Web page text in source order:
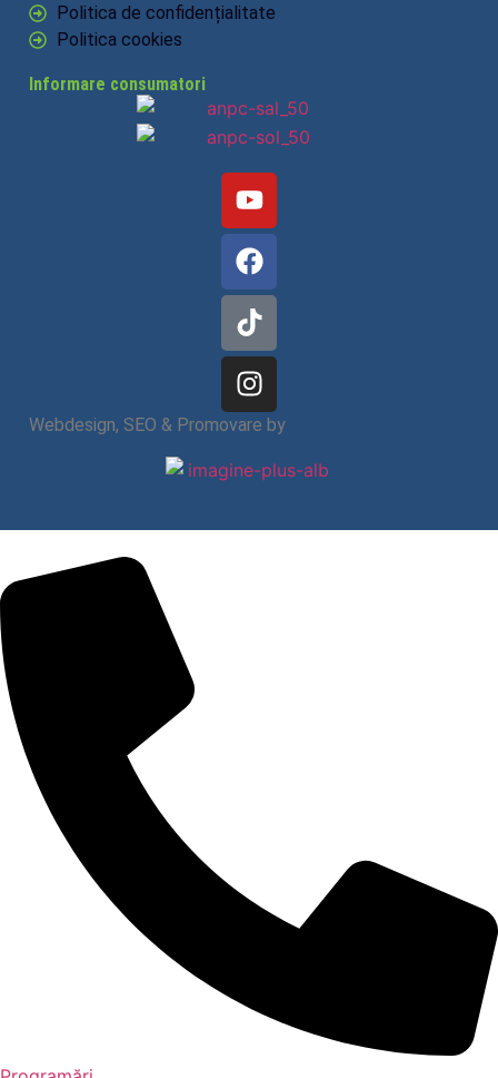
Politica de confidențialitate
Politica cookies
Informare consumatori
Webdesign, SEO & Promovare by